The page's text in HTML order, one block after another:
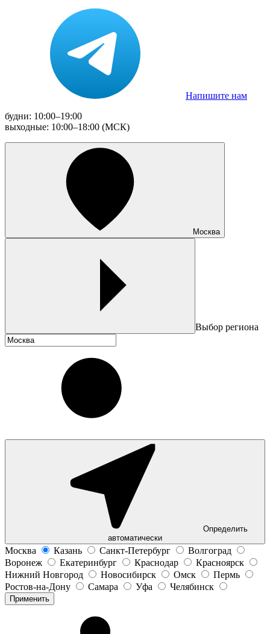
Напишите нам
будни: 10:00–19:00
выходные: 10:00–18:00 (МСК)
Москва
Выбор региона
Определить
автоматически
Москва Казань Санкт-Петербург
Волгоград
Воронеж
Екатеринбург Краснодар
Красноярск
Нижний Новгород
Новосибирск Омск
Пермь
Ростов-на-Дону
Самара Уфа Челябинск
Применить